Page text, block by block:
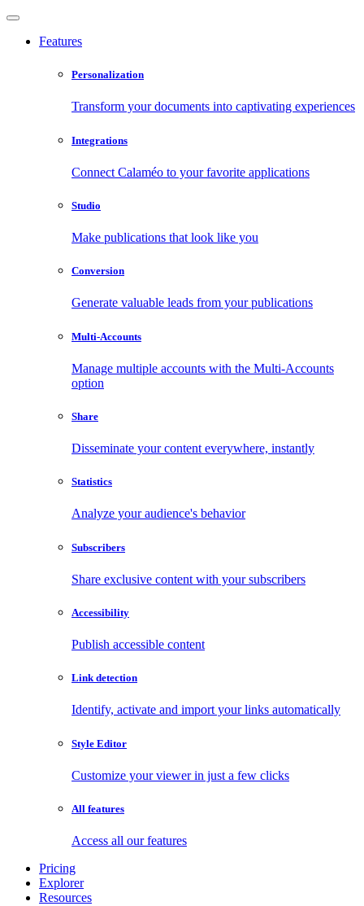
Features
Personalization
Transform your documents into captivating experiences
Integrations
Connect Calaméo to your favorite applications
Studio
Make publications that look like you
Conversion
Generate valuable leads from your publications
Multi-Accounts
Manage multiple accounts with the Multi-Accounts
option
Share
Disseminate your content everywhere, instantly
Statistics
Analyze your audience's behavior
Subscribers
Share exclusive content with your subscribers
Accessibility
Publish accessible content
Link detection
Identify, activate and import your links automatically
Style Editor
Customize your viewer in just a few clicks
All features
Access all our features
Pricing
Explorer
Resources